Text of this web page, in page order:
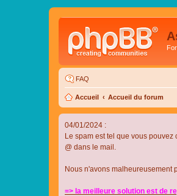
FAQ
Accueil Accueil du forum
04/01/2024 :
Le spam est tel que vous pouvez
@ dans le mail.
Nous n'avons malheureusement
=> la meilleure solution est de